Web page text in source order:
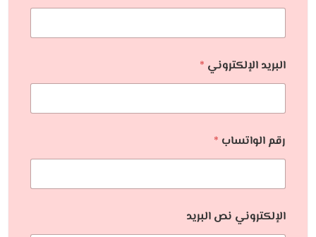
البريد الإلكتروني *
رقم الواتساب *
الإلكتروني نص البريد